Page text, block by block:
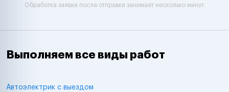
Обработка заявки после отправки занимает несколько минут.
Выполняем все виды работ
Автоэлектрик с выездом